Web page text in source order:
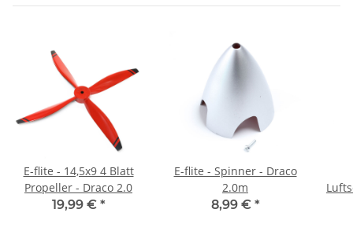
E-flite - 14,5x9 4 Blatt
Propeller - Draco 2.0
19,99 € *
E-flite - Spinner - Draco
2.0m
8,99 € *